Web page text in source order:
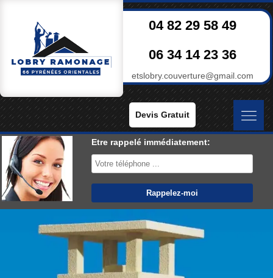
04 82 29 58 49
06 34 14 23 36
etslobry.couverture@gmail.com
Devis Gratuit
Etre rappelé immédiatement: